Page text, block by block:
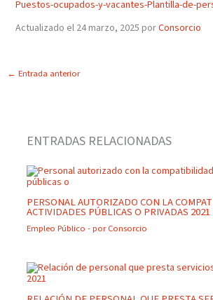
Puestos-ocupados-y-vacantes-Plantilla-de-
Actualizado el 24 marzo, 2025 porConsorcio
← Entrada anterior
ENTRADAS RELACIONADAS
PERSONAL AUTORIZADO CON LA
ACTIVIDADES PÚBLICAS O PRIVADAS 2021
Empleo Público - por Consorcio